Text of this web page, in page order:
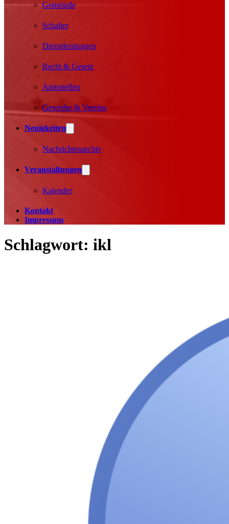
Gemeinde
Schalter
Dienstleistungen
Recht & Gesetz
Amtsstellen
Gewerbe & Vereine
Neuigkeiten
Nachrichtenarchiv
Veranstaltungen
Kalender
Kontakt
Impressum
Schlagwort: ikl